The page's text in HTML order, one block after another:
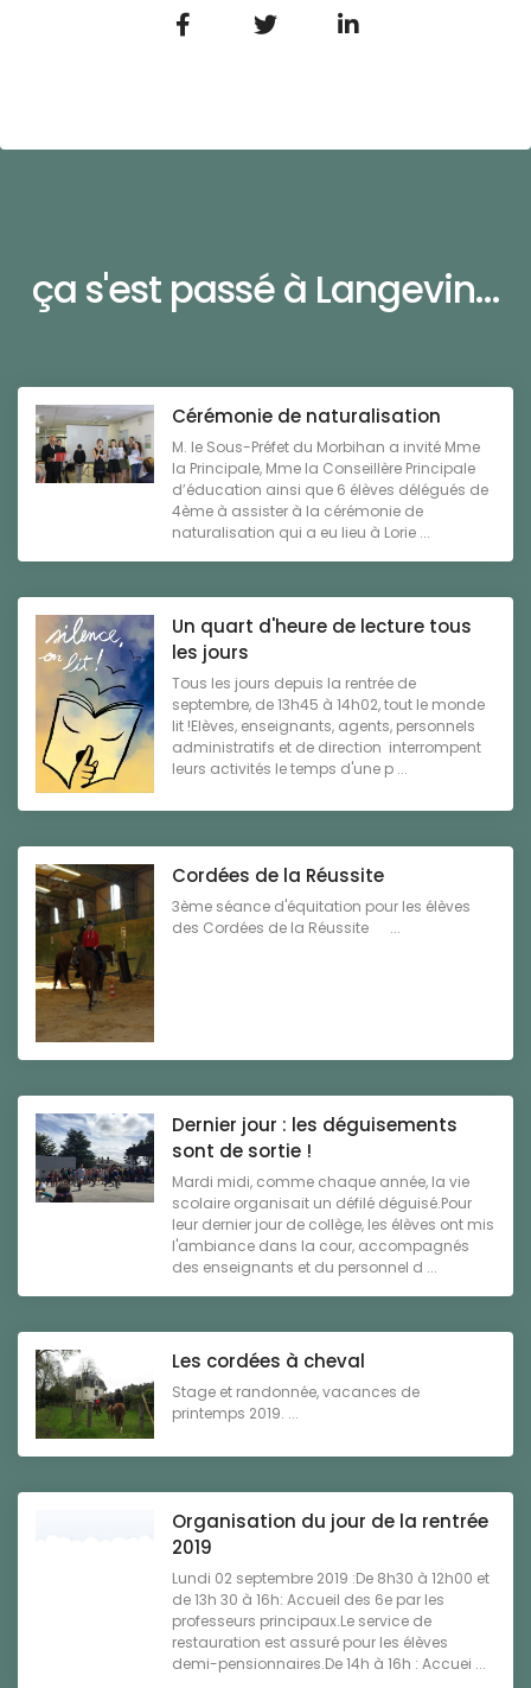
ça s'est passé à Langevin...
Cérémonie de naturalisation
M. le Sous-Préfet du Morbihan a invité Mme
la Principale, Mme la Conseillère Principale
d’éducation ainsi que 6 élèves délégués de
4ème à assister à la cérémonie de
naturalisation qui a eu lieu à Lorie ...
Un quart d'heure de lecture tous
les jours
Tous les jours depuis la rentrée de
septembre, de 13h45 à 14h02, tout le monde
lit !Elèves, enseignants, agents, personnels
administratifs et de direction interrompent
leurs activités le temps d'une p ...
Cordées de la Réussite
3ème séance d'équitation pour les élèves
des Cordées de la Réussite ...
Dernier jour : les déguisements
sont de sortie !
Mardi midi, comme chaque année, la vie
scolaire organisait un défilé déguisé.Pour
leur dernier jour de collège, les élèves ont mis
l'ambiance dans la cour, accompagnés
des enseignants et du personnel d ...
Les cordées à cheval
Stage et randonnée, vacances de
printemps 2019. ...
Organisation du jour de la rentrée
2019
Lundi 02 septembre 2019 :De 8h30 à 12h00 et
de 13h 30 à 16h: Accueil des 6e par les
professeurs principaux.Le service de
restauration est assuré pour les élèves
demi-pensionnaires.De 14h à 16h : Accuei ...